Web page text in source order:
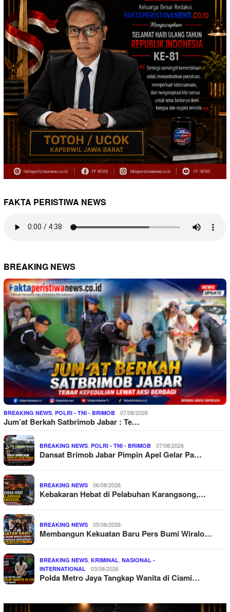
FAKTA PERISTIWA NEWS
BREAKING NEWS
BREAKING NEWS POLRI - TNI - BRIMOB 07/08/2026
Jum’at Berkah Satbrimob Jabar : Te…
BREAKING NEWS POLRI - TNI - BRIMOB 07/08/2026
Dansat Brimob Jabar Pimpin Apel Gelar Pa…
BREAKING NEWS 06/08/2026
Kebakaran Hebat di Pelabuhan Karangsong,…
BREAKING NEWS 05/08/2026
Membangun Kekuatan Baru Pers Bumi Wiralo…
BREAKING NEWS KRIMINAL NASIONAL -
INTERNATIONAL
03/08/2026
Polda Metro Jaya Tangkap Wanita di Ciami…